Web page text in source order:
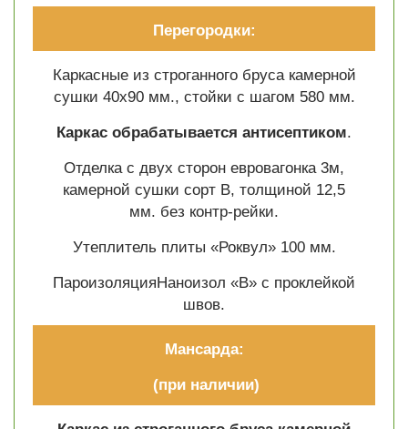
Перегородки:
Каркасные из строганного бруса камерной
сушки 40х90 мм., стойки с шагом 580 мм.
Каркас обрабатывается антисептиком.
Отделка с двух сторон евровагонка 3м,
камерной сушки сорт В, толщиной 12,5
мм. без контр-рейки.
Утеплитель плиты «Роквул» 100 мм.
ПароизоляцияНаноизол «В» с проклейкой
швов.
Мансарда:
(при наличии)